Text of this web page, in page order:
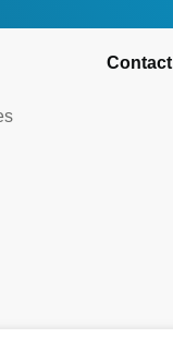
Contact